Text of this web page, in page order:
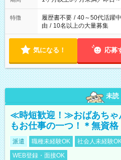
特徴 履歴書不要 / 40～50代活躍中
由 / 10名以上の大量募集
気になる！ 応募
未読
≪時短歓迎！≫おばあちゃ
もお仕事の一つ！＊無資
派遣 職種未経験OK 社会人未経験
WEB登録・面接OK